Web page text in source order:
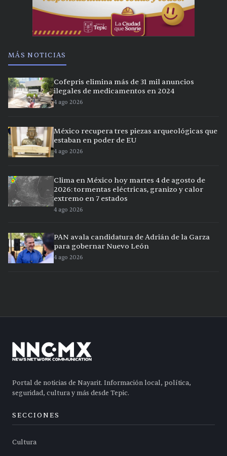
MÁS NOTICIAS
Cofepris elimina más de 31 mil anuncios
ilegales de medicamentos en 2024
4 ago 2026
México recupera tres piezas arqueológicas que
estaban en poder de EU
4 ago 2026
Clima en México hoy martes 4 de agosto de
2026: tormentas eléctricas, granizo y calor
extremo en 7 estados
4 ago 2026
PAN avala candidatura de Adrián de la Garza
para gobernar Nuevo León
4 ago 2026
Portal de noticias de Nayarit. Información local, política,
seguridad, cultura y más desde Tepic.
SECCIONES
Cultura